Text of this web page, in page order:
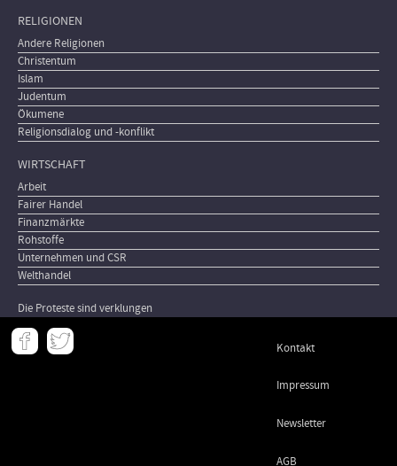
RELIGIONEN
Andere Religionen
Christentum
Islam
Judentum
Ökumene
Religionsdialog und -konflikt
WIRTSCHAFT
Arbeit
Fairer Handel
Finanzmärkte
Rohstoffe
Unternehmen und CSR
Welthandel
Die Proteste sind verklungen
Meta
- Kontakt
Impressum
Newsletter
AGB